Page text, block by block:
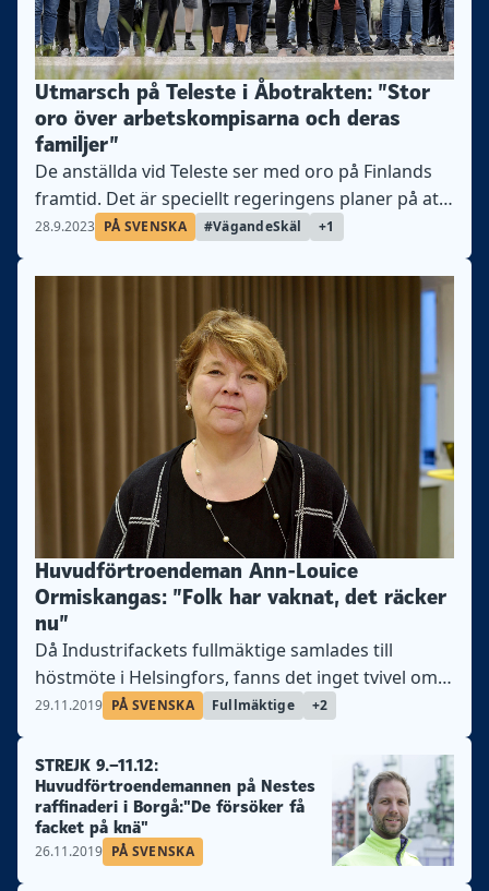
Utmarsch på Teleste i Åbotrakten: ”Stor
oro över arbetskompisarna och deras
familjer”
De anställda vid Teleste ser med oro på Finlands
framtid. Det är speciellt regeringens planer på att
gå åt den inkomstrelaterade
28.9.2023 PÅ SVENSKA #VägandeSkäl +1
Huvudförtroendeman Ann-Louice
Ormiskangas: ”Folk har vaknat, det räcker
nu”
Då Industrifackets fullmäktige samlades till
höstmöte i Helsingfors, fanns det inget tvivel om
vilka som är de viktiga frågorna. Det
förhandlingarna och stridsåtgärderna.
29.11.2019 PÅ SVENSKA Fullmäktige +2
STREJK 9.–11.12:
Huvudförtroendemannen på Nestes
raffinaderi i Borgå:"De försöker få
facket på knä"
26.11.2019 PÅ SVENSKA